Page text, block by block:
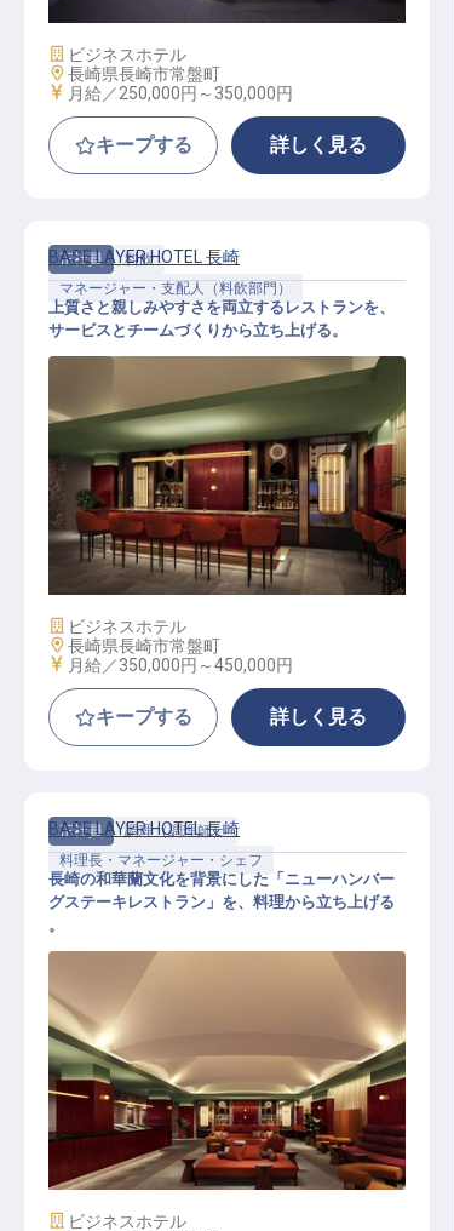
施設業態
ビジネスホテル
勤務地
長崎県長崎市常盤町
給与
月給／250,000円～ 350,000円
キープする 詳しく見る
正社員
料飲
マネージャー・支配人（料飲部門）
レストランマネージャー│月給35万
円～／今冬開業のホテルレストラン
／立ち上げから運営を担う
BASE LAYER HOTEL 長崎
上質さと親しみやすさを両立するレストランを、
サービスとチームづくりから立ち上げる。
施設業態
ビジネスホテル
勤務地
長崎県長崎市常盤町
給与
月給／350,000円～450,000円
キープする 詳しく見る
正社員
調理（調理師）
料理長・マネージャー・シェフ
シェフ│月給40万円～／今冬開業の
ホテルレストランを立ち上げる／NE
W CLASSICな食体験を料理でつくる
BASE LAYER HOTEL 長崎
長崎の和華蘭文化を背景にした「ニューハンバー
グステーキレストラン」を、料理から立ち上げる
。
施設業態
ビジネスホテル